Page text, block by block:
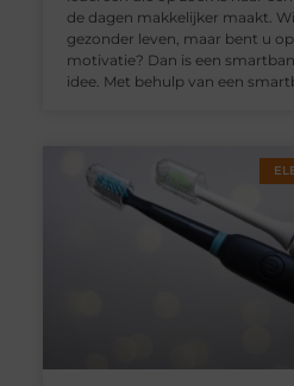
de dagen makkelijker maakt.
gezonder leven, maar bent u
motivatie? Dan is een
idee. Met behulp van een